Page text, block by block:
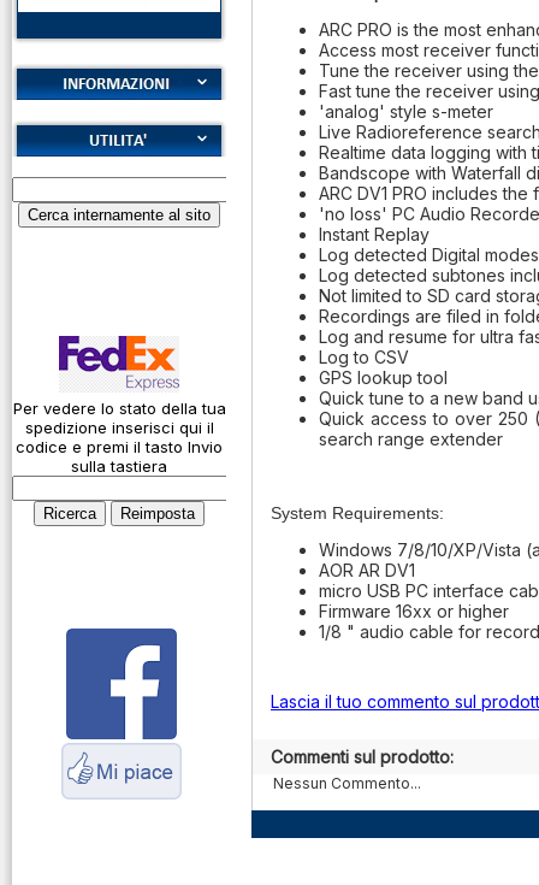
Cookies
Diritto di recesso
Garanzie
Alfabeto Fonetico
ICAO
Codice Q
Come si usa un
cavo
Connessioni
microfoniche
Cosa è l' ADS-B
antenne e cavi
Servizio
Radioelettrico
Per vedere lo stato della tua
spedizione inserisci qui il
codice e premi il tasto Invio
sulla tastiera
ARC PRO is the most
Access most receiver
Tune the receiver using
Fast tune the receiver
'analog' style s-meter
Live Radioreference
Realtime data logging with
Bandscope with Waterfall
ARC DV1 PRO includes
'no loss' PC Audio
Instant Replay
Log detected Digital modes
Log detected subtones
Not limited to SD card
Recordings are filed in
Log and resume for ultra
Log to CSV
GPS lookup tool
Quick tune to a new band
Quick access to over 250
search range extender
System Requirements:
Windows 7/8/10/XP/Vista
AOR AR DV1
micro USB PC interface
Firmware 16xx or higher
1/8 " audio cable for
Lascia il tuo commento sul
Commenti sul prodotto:
Nessun Commento...